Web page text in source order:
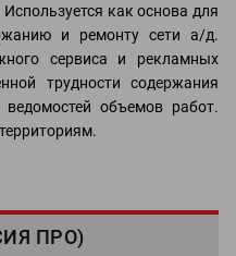
как основа для
и ремонту сети а/д.
сервиса и рекламных
трудности содержания
объемов работ.
ПРО)